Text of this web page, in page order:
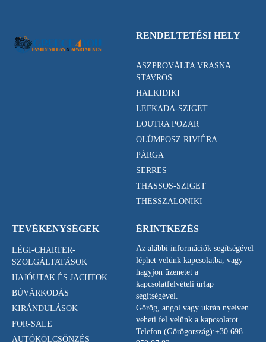
RENDELTETÉSI HELY
ASZPROVÁLTA VRASNA
STAVROS
HALKIDIKI
LEFKADA-SZIGET
LOUTRA POZAR
OLÜMPOSZ RIVIÉRA
PÁRGA
SERRES
THASSOS-SZIGET
THESSZALONIKI
TEVÉKENYSÉGEK
LÉGI-CHARTER-
SZOLGÁLTATÁSOK
HAJÓUTAK ÉS JACHTOK
BÚVÁRKODÁS
KIRÁNDULÁSOK
FOR-SALE
AUTÓKÖLCSÖNZÉS
ÉRINTKEZÉS
Az alábbi információk segítségével
léphet velünk kapcsolatba, vagy
hagyjon üzenetet a
kapcsolatfelvételi űrlap
segítségével.
Görög, angol vagy ukrán nyelven
veheti fel velünk a kapcsolatot.
Telefon (Görögország):+30 698